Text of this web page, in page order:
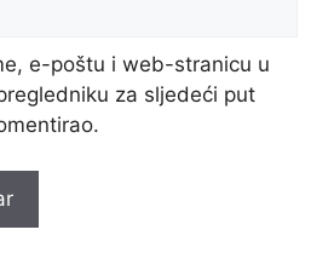
e-poštu i web-stranicu u
za sljedeći put